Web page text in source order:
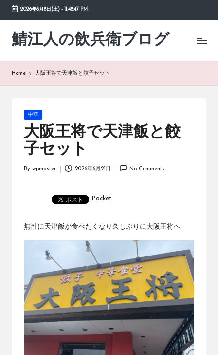
Skip
content
2026年8月8日(土)- 11:48:48 PM
鯖江人の飲兵衛ブログ
日々
の
Home 大阪王将で天津飯と餃子セット
Posted
中華
大阪王将で天津飯と餃
子セット
By wpmaster 2026年6月21日 No Comments
Pocket
無性に天津飯が食べたくなり久しぶりに大阪王将へ